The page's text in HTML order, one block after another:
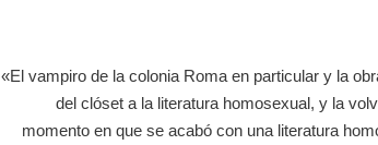
«El vampiro de la colonia Roma en particular y la
del clóset a la literatura homosexual, y la
momento en que se acabó con una literatura